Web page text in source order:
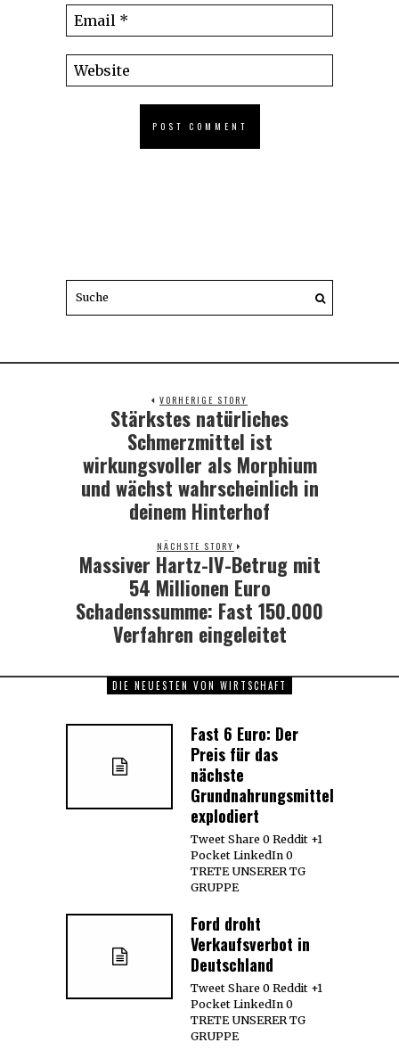
VORHERIGE STORY
Previous
post:
Stärkstes natürliches
Schmerzmittel ist
wirkungsvoller als Morphium
und wächst wahrscheinlich in
deinem Hinterhof
NÄCHSTE STORY
Next
Massiver Hartz-IV-Betrug mit
54 Millionen Euro
Schadenssumme: Fast 150.000
Verfahren eingeleitet
DIE NEUESTEN VON WIRTSCHAFT
Fast 6 Euro: Der
Preis für das
nächste
Grundnahrungsmittel
explodiert
Tweet Share 0 Reddit +1
Pocket LinkedIn 0
TRETE UNSERER TG
GRUPPE
Ford droht
Verkaufsverbot in
Deutschland
Tweet Share 0 Reddit +1
Pocket LinkedIn 0
TRETE UNSERER TG
GRUPPE